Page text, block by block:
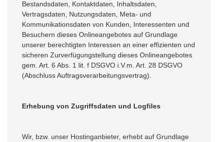
Bestandsdaten, Kontaktdaten, Inhaltsdaten,
Vertragsdaten, Nutzungsdaten, Meta- und
Kommunikationsdaten von Kunden, Interessenten und
Besuchern dieses Onlineangebotes auf Grundlage
unserer berechtigten Interessen an einer effizienten und
sicheren Zurverfügungstellung dieses Onlineangebotes
gem. Art. 6 Abs. 1 lit. f DSGVO i.V.m. Art. 28 DSGVO
(Abschluss Auftragsverarbeitungsvertrag).
Erhebung von Zugriffsdaten und Logfiles
Wir, bzw. unser Hostinganbieter, erhebt auf Grundlage